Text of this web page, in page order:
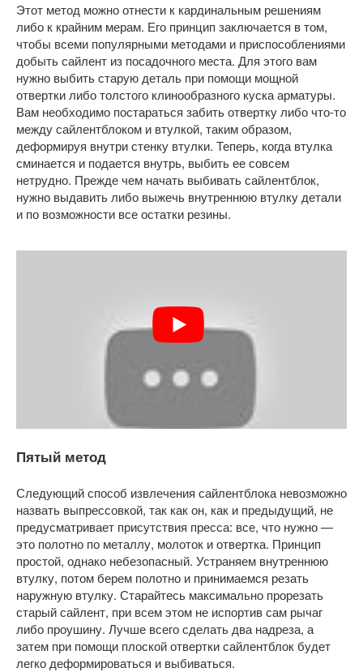
Этот метод можно отнести к кардинальным решениям
либо к крайним мерам. Его принцип заключается в том,
чтобы всеми популярными методами и приспособлениями
добыть сайлент из посадочного места. Для этого вам
нужно выбить старую деталь при помощи мощной
отвертки либо толстого клинообразного куска арматуры.
Вам необходимо постараться забить отвертку либо что-то
между сайлентблоком и втулкой, таким образом,
деформируя внутри стенку втулки. Теперь, когда втулка
сминается и подается внутрь, выбить ее совсем
нетрудно. Прежде чем начать выбивать сайлентблок,
нужно выдавить либо выжечь внутреннюю втулку детали
и по возможности все остатки резины.
Пятый метод
Следующий способ извлечения сайлентблока невозможно
назвать выпрессовкой, так как он, как и предыдущий, не
предусматривает присутствия пресса: все, что нужно —
это полотно по металлу, молоток и отвертка. Принцип
простой, однако небезопасный. Устраняем внутреннюю
втулку, потом берем полотно и принимаемся резать
наружную втулку. Старайтесь максимально прорезать
старый сайлент, при всем этом не испортив сам рычаг
либо проушину. Лучше всего сделать два надреза, а
затем при помощи плоской отвертки сайлентблок будет
легко деформироваться и выбиваться.